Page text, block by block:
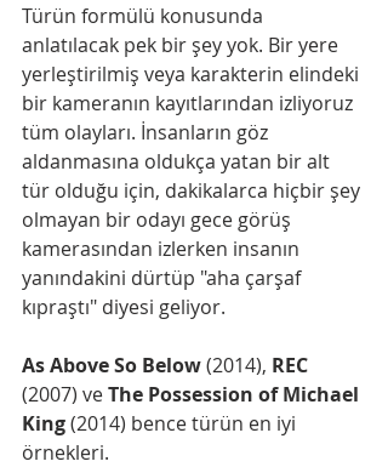
Türün formülü konusunda
anlatılacak pek bir şey yok. Bir yere
yerleştirilmiş veya karakterin elindeki
bir kameranın kayıtlarından izliyoruz
tüm olayları. İnsanların göz
aldanmasına oldukça yatan bir alt
tür olduğu için, dakikalarca hiçbir şey
olmayan bir odayı gece görüş
kamerasından izlerken insanın
yanındakini dürtüp "aha çarşaf
kıpraştı" diyesi geliyor.
As Above So Below (2014), REC
(2007) ve The Possession of Michael
King (2014) bence türün en iyi
örnekleri.